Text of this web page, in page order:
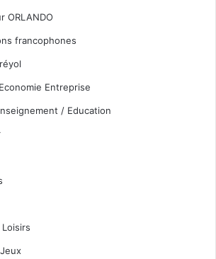
ORLANDO
francophones
Entreprise
/ Education
Loisirs